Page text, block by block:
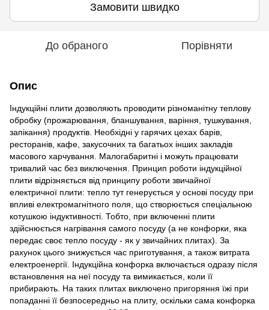
Замовити швидко
До обраного Порівняти
Опис
Індукційні плити дозволяють проводити різноманітну теплову
обробку (прожарювання, бланшування, варіння, тушкування,
запікання) продуктів. Необхідні у гарячих цехах барів,
ресторанів, кафе, закусочних та багатьох інших закладів
масового харчування. Малогабаритні і можуть працювати
тривалий час без виключення. Принцип роботи індукційної
плити відрізняється від принципу роботи звичайної
електричної плити: тепло тут генерується у основі посуду при
впливі електромагнітного поля, що створюється спеціальною
котушкою індуктивності. Тобто, при включенні плити
здійснюється нагрівання самого посуду (а не конфорки, яка
передає своє тепло посуду - як у звичайних плитах). За
рахунок цього знижується час приготування, а також витрата
електроенергії. Індукційна конфорка включається одразу після
встановлення на неї посуду та вимикається, коли її
прибирають. На таких плитах виключено пригоряння їжі при
попаданні її безпосередньо на плиту, оскільки сама конфорка